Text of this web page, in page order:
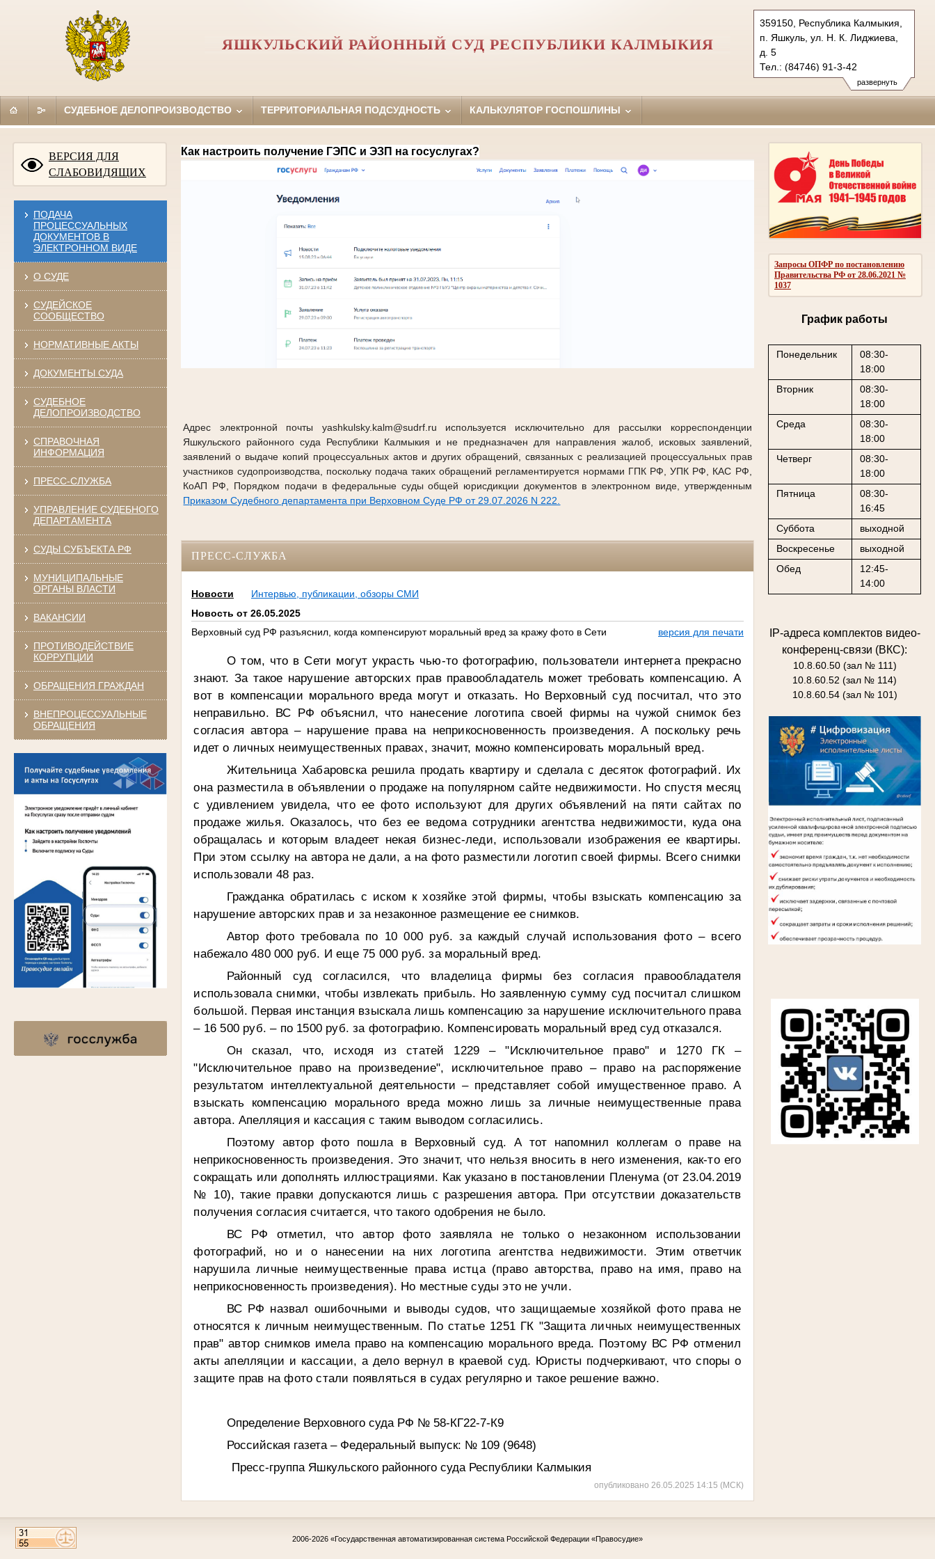
развернуть
359150, Республика Калмыкия,
п. Яшкуль, ул. Н. К. Лиджиева,
д. 5
Тел.: (84746) 91-3-42
yashkulsky.kalm@sudrf.ru
ЯШКУЛЬСКИЙ РАЙОННЫЙ СУД РЕСПУБЛИКИ КАЛМЫКИЯ
СУДЕБНОЕ ДЕЛОПРОИЗВОДСТВО ТЕРРИТОРИАЛЬНАЯ ПОДСУДНОСТЬ КАЛЬКУЛЯТОР ГОСПОШЛИНЫ
ВЕРСИЯ ДЛЯ
СЛАБОВИДЯЩИХ
ПОДАЧА
ПРОЦЕССУАЛЬНЫХ
ДОКУМЕНТОВ В
ЭЛЕКТРОННОМ ВИДЕ
О СУДЕ
СУДЕЙСКОЕ
СООБЩЕСТВО
НОРМАТИВНЫЕ АКТЫ
ДОКУМЕНТЫ СУДА
СУДЕБНОЕ
ДЕЛОПРОИЗВОДСТВО
СПРАВОЧНАЯ
ИНФОРМАЦИЯ
ПРЕСС-СЛУЖБА
УПРАВЛЕНИЕ СУДЕБНОГО
ДЕПАРТАМЕНТА
СУДЫ СУБЪЕКТА РФ
МУНИЦИПАЛЬНЫЕ
ОРГАНЫ ВЛАСТИ
ВАКАНСИИ
ПРОТИВОДЕЙСТВИЕ
КОРРУПЦИИ
ОБРАЩЕНИЯ ГРАЖДАН
ВНЕПРОЦЕССУАЛЬНЫЕ
ОБРАЩЕНИЯ
Запросы ОПФР по постановлению
Правительства РФ от 28.06.2021 №
1037
График работы
Понедельник
08:30-
18:00
Вторник
08:30-
18:00
Среда
08:30-
18:00
Четверг
08:30-
18:00
Пятница
08:30-
16:45
Суббота
выходной
Воскресенье
выходной
Обед
12:45-
14:00
IP-адреса комплектов видео-
конференц-связи (ВКС):
10.8.60.50 (зал № 111)
10.8.60.52 (зал № 114)
10.8.60.54 (зал № 101)
Как настроить получение ГЭПС и ЭЗП на госуслугах?
Адрес электронной почты yashkulsky.kalm@sudrf.ru используется исключительно для рассылки корреспонденции
Яшкульского районного суда Республики Калмыкия и не предназначен для направления жалоб, исковых заявлений,
заявлений о выдаче копий процессуальных актов и других обращений, связанных с реализацией процессуальных прав
участников судопроизводства, поскольку подача таких обращений регламентируется нормами ГПК РФ, УПК РФ, КАС РФ,
КоАП РФ, Порядком подачи в федеральные суды общей юрисдикции документов в электронном виде, утвержденным
Приказом Судебного департамента при Верховном Суде РФ от 29.07.2026 N 222.
ПРЕСС-СЛУЖБА
Новости
Интервью, публикации, обзоры СМИ
Новость от 26.05.2025
Верховный суд РФ разъяснил, когда компенсируют моральный вред за кражу фото в Сети
версия для печати
О том, что в Сети могут украсть чью-то фотографию, пользователи интернета прекрасно
знают. За такое нарушение авторских прав правообладатель может требовать компенсацию. А
вот в компенсации морального вреда могут и отказать. Но Верховный суд посчитал, что это
неправильно. ВС РФ объяснил, что нанесение логотипа своей фирмы на чужой снимок без
согласия автора – нарушение права на неприкосновенность произведения. А поскольку речь
идет о личных неимущественных правах, значит, можно компенсировать моральный вред.
Жительница Хабаровска решила продать квартиру и сделала с десяток фотографий. Их
она разместила в объявлении о продаже на популярном сайте недвижимости. Но спустя месяц
с удивлением увидела, что ее фото используют для других объявлений на пяти сайтах по
продаже жилья. Оказалось, что без ее ведома сотрудники агентства недвижимости, куда она
обращалась и которым владеет некая бизнес-леди, использовали изображения ее квартиры.
При этом ссылку на автора не дали, а на фото разместили логотип своей фирмы. Всего снимки
использовали 48 раз.
Гражданка обратилась с иском к хозяйке этой фирмы, чтобы взыскать компенсацию за
нарушение авторских прав и за незаконное размещение ее снимков.
Автор фото требовала по 10 000 руб. за каждый случай использования фото – всего
набежало 480 000 руб. И еще 75 000 руб. за моральный вред.
Районный суд согласился, что владелица фирмы без согласия правообладателя
использовала снимки, чтобы извлекать прибыль. Но заявленную сумму суд посчитал слишком
большой. Первая инстанция взыскала лишь компенсацию за нарушение исключительного права
– 16 500 руб. – по 1500 руб. за фотографию. Компенсировать моральный вред суд отказался.
Он сказал, что, исходя из статей 1229 – "Исключительное право" и 1270 ГК –
"Исключительное право на произведение", исключительное право – право на распоряжение
результатом интеллектуальной деятельности – представляет собой имущественное право. А
взыскать компенсацию морального вреда можно лишь за личные неимущественные права
автора. Апелляция и кассация с таким выводом согласились.
Поэтому автор фото пошла в Верховный суд. А тот напомнил коллегам о праве на
неприкосновенность произведения. Это значит, что нельзя вносить в него изменения, как-то его
сокращать или дополнять иллюстрациями. Как указано в постановлении Пленума (от 23.04.2019
№ 10), такие правки допускаются лишь с разрешения автора. При отсутствии доказательств
получения согласия считается, что такого одобрения не было.
ВС РФ отметил, что автор фото заявляла не только о незаконном использовании
фотографий, но и о нанесении на них логотипа агентства недвижимости. Этим ответчик
нарушила личные неимущественные права истца (право авторства, право на имя, право на
неприкосновенность произведения). Но местные суды это не учли.
ВС РФ назвал ошибочными и выводы судов, что защищаемые хозяйкой фото права не
относятся к личным неимущественным. По статье 1251 ГК "Защита личных неимущественных
прав" автор снимков имела право на компенсацию морального вреда. Поэтому ВС РФ отменил
акты апелляции и кассации, а дело вернул в краевой суд. Юристы подчеркивают, что споры о
защите прав на фото стали появляться в судах регулярно и такое решение важно.
Определение Верховного суда РФ № 58-КГ22-7-К9
Российская газета – Федеральный выпуск: № 109 (9648)
Пресс-группа Яшкульского районного суда Республики Калмыкия
опубликовано 26.05.2025 14:15 (МСК)
2006-2026 «Государственная автоматизированная система Российской Федерации «Правосудие»